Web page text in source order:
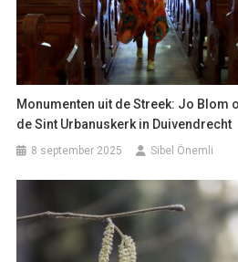
Monumenten uit de Streek: Jo Blom
de Sint Urbanuskerk in Duivendrecht
8 september 2025 Sibel Önemli